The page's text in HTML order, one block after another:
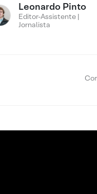
Leonardo Pinto
Editor-Assistente |
Jornalista